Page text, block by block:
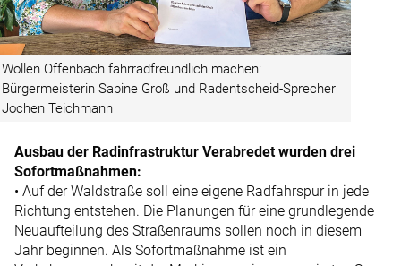
Wollen Offenbach fahrradfreundlich machen:
Bürgermeisterin Sabine Groß und Radentscheid-Sprecher
Jochen Teichmann
Ausbau der Radinfrastruktur Verabredet wurden drei
Sofortmaßnahmen:
• Auf der Waldstraße soll eine eigene Radfahrspur in jede
Richtung entstehen. Die Planungen für eine grundlegende
Neuaufteilung des Straßenraums sollen noch in diesem
Jahr beginnen. Als Sofortmaßnahme ist ein